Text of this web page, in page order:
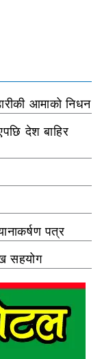
आमाको निधन
देश बाहिर
पत्र
सहयोग